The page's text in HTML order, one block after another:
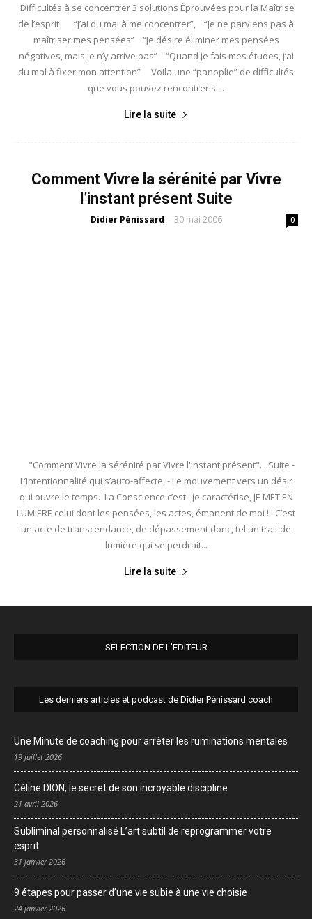
Difficultés à se concentrer 3 solutions Éprouvées pour la Maîtrise
de l’esprit “J’ai du mal à me concentrer”, “Je ne parviens pas à
maîtriser mes pensées” “Je désire éliminer mes pensées
négatives, mais je n’y arrive pas” “Quand je fais mes études, j’ai
du mal à fixer mon attention” Voila une “panoplie” de difficultés
que vous pouvez rencontrer si...
Lire la suite
Comment Vivre la sérénité par Vivre
l’instant présent Suite
Didier Pénissard - 30 mai 2006 0
"Comment Vivre la sérénité par Vivre l'instant présent"... Suite -
L’intentionnalité qui s’auto-affecte, - Le mouvement vers un désir
qui ouvre le temps. La Conscience c’est : je caractérise, JE MET EN
LUMIERE celui dont les pensées, les actes, émanent de moi ! C’est
un acte de transcendance, de dépassement donc, tel un trait de
lumière qui se perdrait...
Lire la suite
SÉLECTION DE L'EDITEUR
Les derniers articles et podcast de Didier Pénissard coach
Une Minute de coaching pour arrêter les ruminations mentales
19 juillet 2026
Céline DION, le secret de son incroyable discipline
21 avril 2026
Subliminal personnalisé L’art subtil de reprogrammer votre
esprit
31 janvier 2026
9 étapes pour passer d’une vie subie à une vie choisie
24 janvier 2026